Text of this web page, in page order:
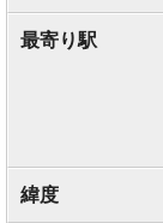
最寄り駅
緯度